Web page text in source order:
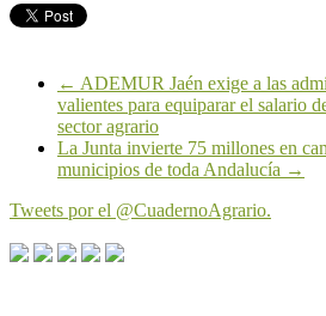
← ADEMUR Jaén exige a las
valientes para equiparar el salario
sector agrario
La Junta invierte 75 millones en
municipios de toda Andalucía →
Tweets por el @CuadernoAgrario.